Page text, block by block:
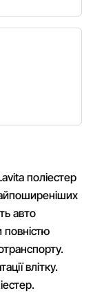
поліестер
авто
повністю
влітку.